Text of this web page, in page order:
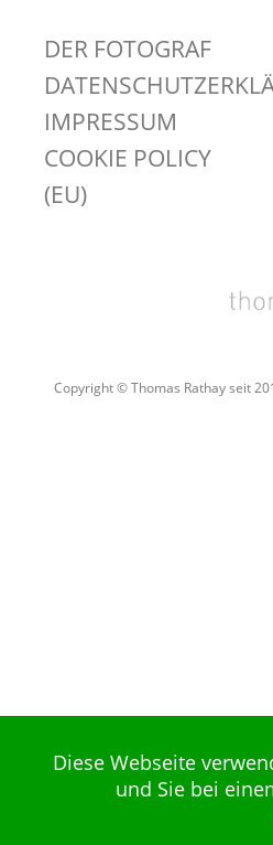
DER FOTOGRAF
IMPRESSUM
COOKIE POLICY
(EU)
Copyright © Thomas Rathay seit
Diese Webseite
und Sie bei